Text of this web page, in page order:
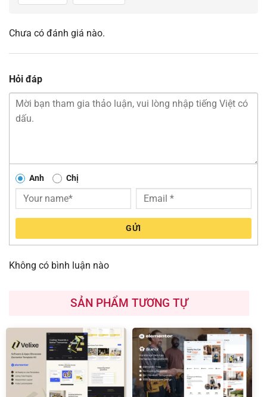
Chưa có đánh giá nào.
Hỏi đáp
Anh Chị
GỬI
Không có bình luận nào
SẢN PHẨM TƯƠNG TỰ